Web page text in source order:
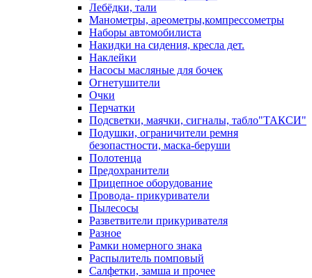
Лебёдки, тали
Манометры, ареометры,компрессометры
Наборы автомобилиста
Накидки на сидения, кресла дет.
Наклейки
Насосы масляные для бочек
Огнетушители
Очки
Перчатки
Подсветки, маячки, сигналы, табло"ТАКСИ"
Подушки, ограничители ремня
безопастности, маска-беруши
Полотенца
Предохранители
Прицепное оборудование
Провода- прикуриватели
Пылесосы
Разветвители прикуривателя
Разное
Рамки номерного знака
Распылитель помповый
Салфетки, замша и прочее